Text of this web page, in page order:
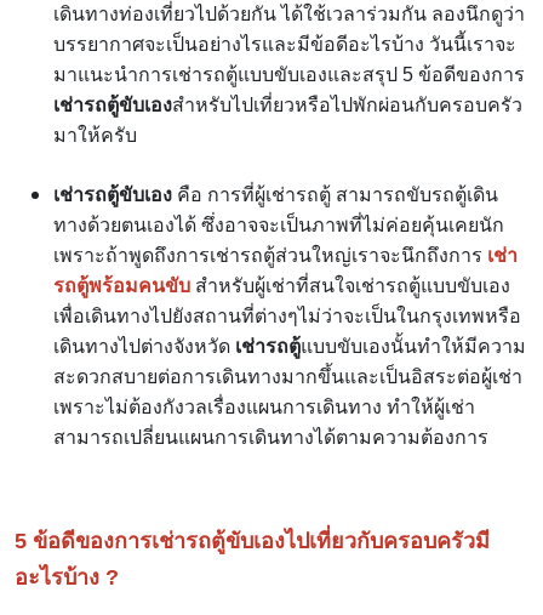
เดินทางท่องเที่ยวไปด้วยกัน ได้ใช้เวลาร่วมกัน ลองนึกดูว่า
บรรยากาศจะเป็นอย่างไรและมีข้อดีอะไรบ้าง วันนี้เราจะ
มาแนะนำการเช่ารถตู้แบบขับเองและสรุป 5 ข้อดีของการ
เช่ารถตู้ขับเองสำหรับไปเที่ยวหรือไปพักผ่อนกับครอบครัว
มาให้ครับ
เช่ารถตู้ขับเอง คือ การที่ผู้เช่ารถตู้ สามารถขับรถตู้เดิน
ทางด้วยตนเองได้ ซึ่งอาจจะเป็นภาพที่ไม่ค่อยคุ้นเคยนัก
เพราะถ้าพูดถึงการเช่ารถตู้ส่วนใหญ่เราจะนึกถึงการ เช่า
รถตู้พร้อมคนขับ สำหรับผู้เช่าที่สนใจเช่ารถตู้แบบขับเอง
เพื่อเดินทางไปยังสถานที่ต่างๆไม่ว่าจะเป็นในกรุงเทพหรือ
เดินทางไปต่างจังหวัด เช่ารถตู้แบบขับเองนั้นทำให้มีความ
สะดวกสบายต่อการเดินทางมากขึ้นและเป็นอิสระต่อผู้เช่า
เพราะไม่ต้องกังวลเรื่องแผนการเดินทาง ทำให้ผู้เช่า
สามารถเปลี่ยนแผนการเดินทางได้ตามความต้องการ
5 ข้อดีของการเช่ารถตู้ขับเองไปเที่ยวกับครอบครัวมี
อะไรบ้าง ?